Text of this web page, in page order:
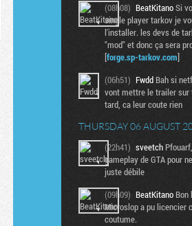
(08h08) BeatKitanoSi
single player tarkov je
l'installer. les devs de
"mod" et donc ça sera
[forge.sp-tarkov.com]
(06h51) Fwdd Bah si
vont mettre le trailer sur
tard, ca leur coute rien
THURSDAY 06 AUGUST
(22h41) sveetch
gameplay de GTA pour
juste débile
(09h09) BeatKitano Bon
Microslop a pu licencier
coutume.